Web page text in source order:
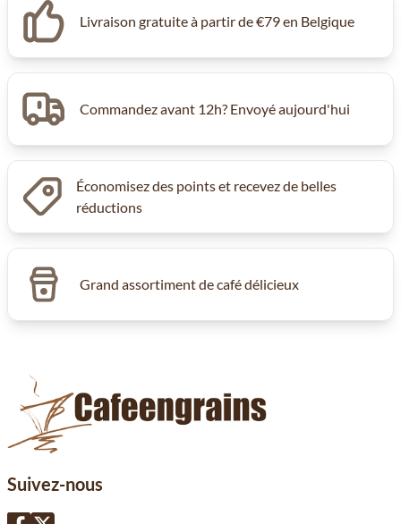
Livraison gratuite à partir de €79 en Belgique
Commandez avant 12h? Envoyé aujourd'hui
Économisez des points et recevez de belles
réductions
Grand assortiment de café délicieux
Suivez-nous